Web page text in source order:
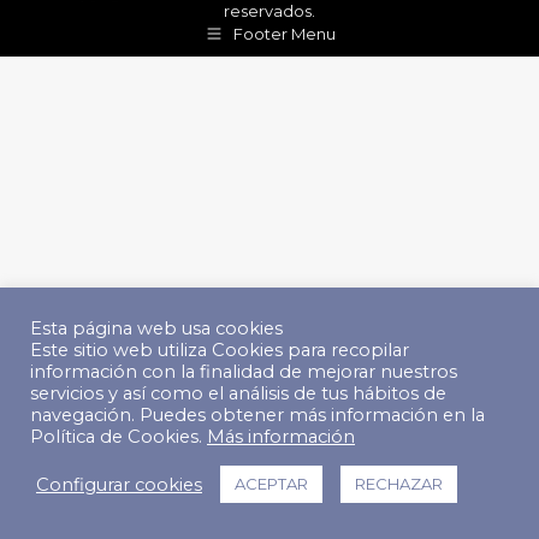
reservados.
Footer Menu
Esta página web usa cookies
Este sitio web utiliza Cookies para recopilar
información con la finalidad de mejorar nuestros
servicios y así como el análisis de tus hábitos de
navegación. Puedes obtener más información en la
Política de Cookies. Más información
Configurar cookies ACEPTAR RECHAZAR